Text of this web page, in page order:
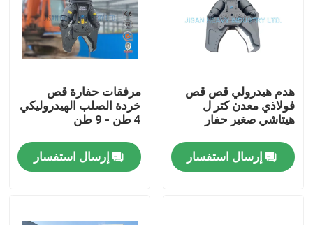
بيت
هدم هيدرولي قص قص
فولاذي معدن كتر ل
هيتاشي صغير حفار
إرسال استفسار
مرفقات حفارة قص
خردة الصلب الهيدروليكي
4 طن - 9 طن
إرسال استفسار